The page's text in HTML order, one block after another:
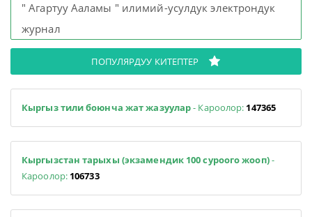
" Агартуу Ааламы " илимий-усулдук электрондук
журнал
ПОПУЛЯРДУУ КИТЕПТЕР
Кыргыз тили боюнча жат жазуулар- Кароолор: 147365
Кыргызстан тарыхы (экзамендик 100 суроого жооп)-
Кароолор: 106733